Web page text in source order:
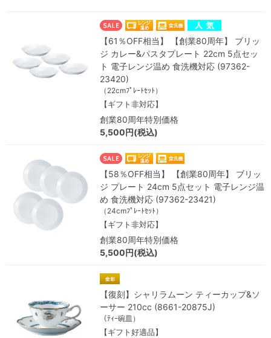
【61％OFF相当】 【創業80周年】 ブリッ
ジ カレー&パスタプレート 22cm 5点セッ
ト 電子レンジ温め 食洗機対応 (97362-
23420)
（22cmﾌﾟﾚｰﾄｾｯﾄ）
【ギフト非対応】
創業80周年特別価格
5,500円(税込)
【58％OFF相当】 【創業80周年】 ブリッ
ジ プレート 24cm 5点セット 電子レンジ温
め 食洗機対応 (97362-23421)
（24cmﾌﾟﾚｰﾄｾｯﾄ）
【ギフト非対応】
創業80周年特別価格
5,500円(税込)
【復刻】シャリラムーン ティーカップ&ソ
ーサー 210cc (8661-20875J)
（ﾃｨｰ碗皿）
【ギフト好適品】